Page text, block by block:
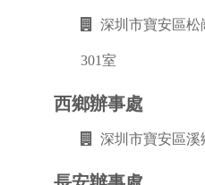
深圳市寶安區松
301室
西鄉辦事處
深圳市寶安區溪